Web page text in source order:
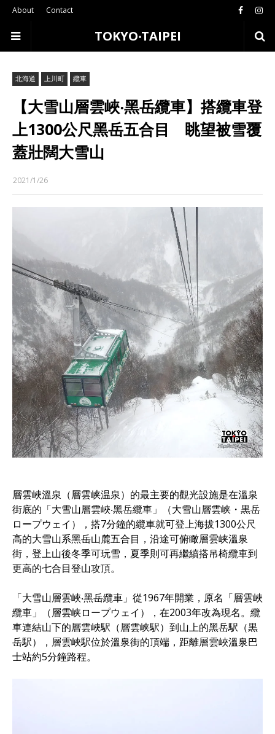
About Contact
TOKYO‧TAIPEI
北海道 上川町 纜車
【大雪山層雲峽‧黑岳纜車】搭纜車登
上1300公尺黑岳五合目 眺望被雪覆
蓋壯闊大雪山
2021/1/26
層雲峽溫泉（層雲峡温泉）的最主要的觀光設施是在溫泉
街底的「大雪山層雲峽‧黑岳纜車」（大雪山層雲峡・黒岳
ロープウェイ），搭7分鐘的纜車就可登上海拔1300公尺
高的大雪山系黑岳山麓五合目，沿途可俯瞰層雲峡溫泉
街，登上山後冬季可玩雪，夏季則可再繼續搭吊椅纜車到
更高的七合目登山攻頂。
「大雪山層雲峽‧黑岳纜車」從1967年開業，原名「層雲峽
纜車」（層雲峡ロープウェイ），在2003年改為現名。纜
車連結山下的層雲峽駅（層雲峡駅）到山上的黑岳駅（黒
岳駅），層雲峽駅位於溫泉街的頂端，距離層雲峽溫泉巴
士站約5分鐘路程。